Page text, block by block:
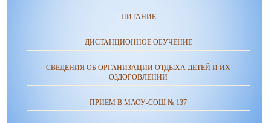
ПИТАНИЕ
ДИСТАНЦИОННОЕ ОБУЧЕНИЕ
СВЕДЕНИЯ ОБ ОРГАНИЗАЦИИ ОТДЫХА ДЕТЕЙ И ИХ
ОЗДОРОВЛЕНИИ
ПРИЕМ В МАОУ-СОШ № 137